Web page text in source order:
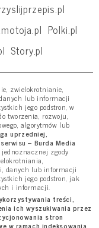
Polki.pl
Story.pl
zwielokrotnianie,
lub informacji
jego podstron, w
tworzenia, rozwoju,
algorytmów lub
uprzedniej,
– Burda Media
zgody
danych lub informacji
jego podstron, jak
i informacji.
treści,
ich wyszukiwania przez
stron
w ramach indeksowania